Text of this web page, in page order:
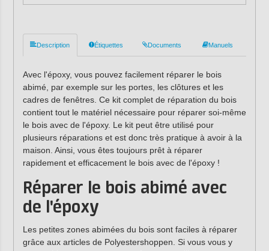
Description Étiquettes Documents Manuels
Avec l'époxy, vous pouvez facilement réparer le bois
abimé, par exemple sur les portes, les clôtures et les
cadres de fenêtres. Ce kit complet de réparation du bois
contient tout le matériel nécessaire pour réparer soi-même
le bois avec de l'époxy. Le kit peut être utilisé pour
plusieurs réparations et est donc très pratique à avoir à la
maison. Ainsi, vous êtes toujours prêt à réparer
rapidement et efficacement le bois avec de l'époxy !
Réparer le bois abimé avec
de l'époxy
Les petites zones abimées du bois sont faciles à réparer
grâce aux articles de Polyestershoppen. Si vous vous y